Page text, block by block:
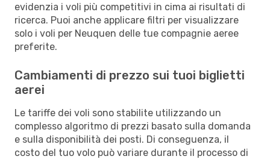
evidenzia i voli più competitivi in cima ai risultati di
ricerca. Puoi anche applicare filtri per visualizzare
solo i voli per Neuquen delle tue compagnie aeree
preferite.
Cambiamenti di prezzo sui tuoi biglietti
aerei
Le tariffe dei voli sono stabilite utilizzando un
complesso algoritmo di prezzi basato sulla domanda
e sulla disponibilità dei posti. Di conseguenza, il
costo del tuo volo può variare durante il processo di